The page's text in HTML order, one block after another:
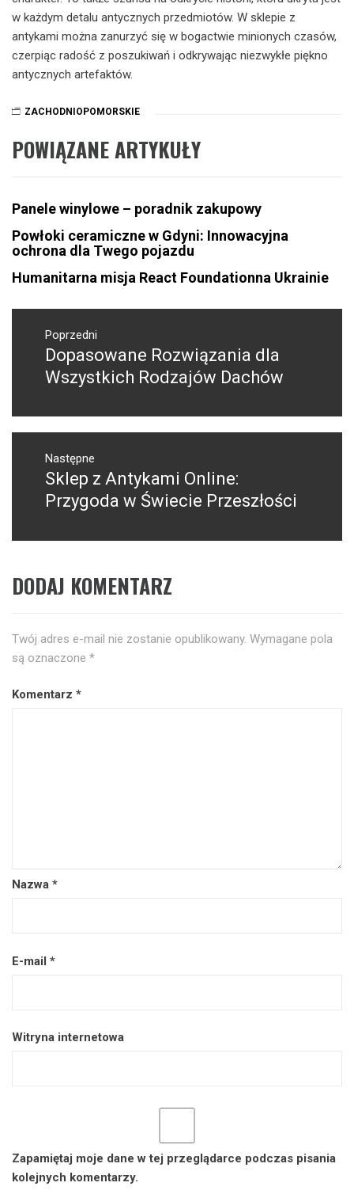
w każdym detalu antycznych przedmiotów. W sklepie z
antykami można zanurzyć się w bogactwie minionych czasów,
czerpiąc radość z poszukiwań i odkrywając niezwykłe piękno
antycznych artefaktów.
ZACHODNIOPOMORSKIE
POWIĄZANE ARTYKUŁY
Panele winylowe – poradnik zakupowy
Powłoki ceramiczne w Gdyni: Innowacyjna
ochrona dla Twego pojazdu
Humanitarna misja React Foundationna Ukrainie
Nawigacja
wpisuPoprzedni
Poprzedni
wpis:
Dopasowane Rozwiązania dla
Wszystkich Rodzajów Dachów
Następne
Następny
post:
Sklep z Antykami Online:
Przygoda w Świecie Przeszłości
DODAJ KOMENTARZ
Twój adres e-mail nie zostanie opublikowany. Wymagane pola
są oznaczone *
Komentarz *
Nazwa *
E-mail *
Witryna internetowa
Zapamiętaj moje dane w tej przeglądarce podczas pisania
kolejnych komentarzy.